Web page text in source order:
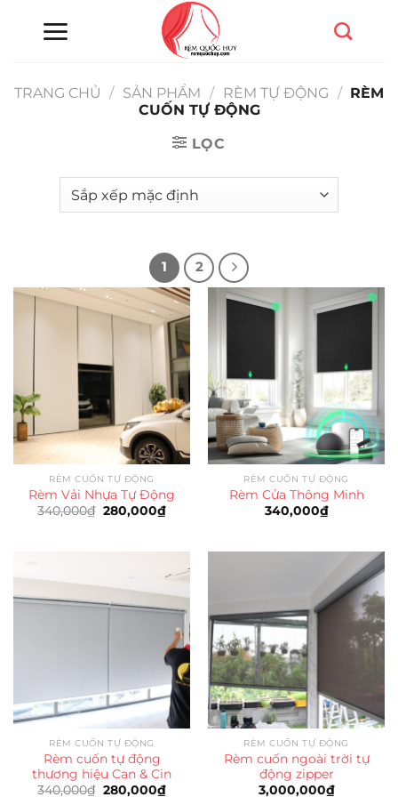
TRANG CHỦ
/ SẢN PHẨM / RÈM TỰ ĐỘNG / RÈM
CUỐN TỰ ĐỘNG
LỌC
RÈM CUỐN TỰ ĐỘNG
Rèm Vải Nhựa Tự Động
340,000₫ Giá
280,000₫Giá
hiện
280,000₫.
RÈM CUỐN TỰ ĐỘNG
Rèm Cửa Thông Minh
340,000₫
RÈM CUỐN TỰ ĐỘNG
Rèm cuốn tự động
thương hiệu Can & Cin
340,000₫ Giá
280,000₫Giá
RÈM CUỐN TỰ ĐỘNG
Rèm cuốn ngoài trời tự
động zipper
3,000,000₫
1 2